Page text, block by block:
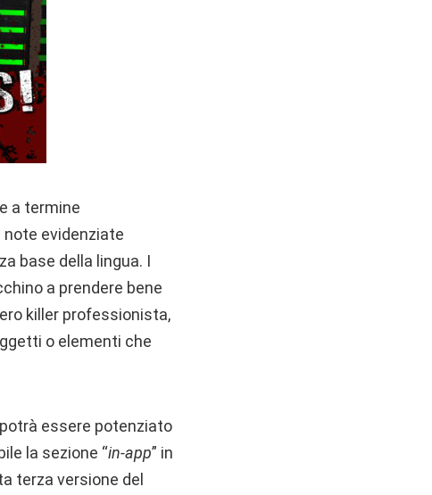
a termine
evidenziate
base della lingua. I
a prendere bene
killer professionista,
o elementi che
essere potenziato
la sezione “in-app” in
terza versione del